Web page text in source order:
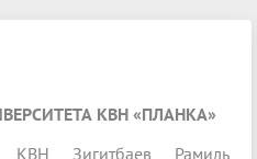
КВН «ПЛАНКА»
КВН Зигитбаев Рамиль